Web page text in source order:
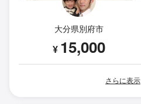
大分県別府市
¥ 15,000
さらに表示